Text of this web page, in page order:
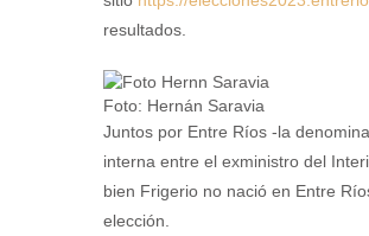
resultados.
Foto: Hernán Saravia
Juntos por Entre Ríos -la
interna entre el exministro del
bien Frigerio no nació en Entre
elección.